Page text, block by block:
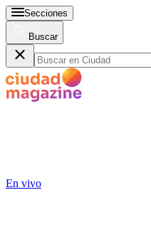
Secciones
Buscar
En vivo